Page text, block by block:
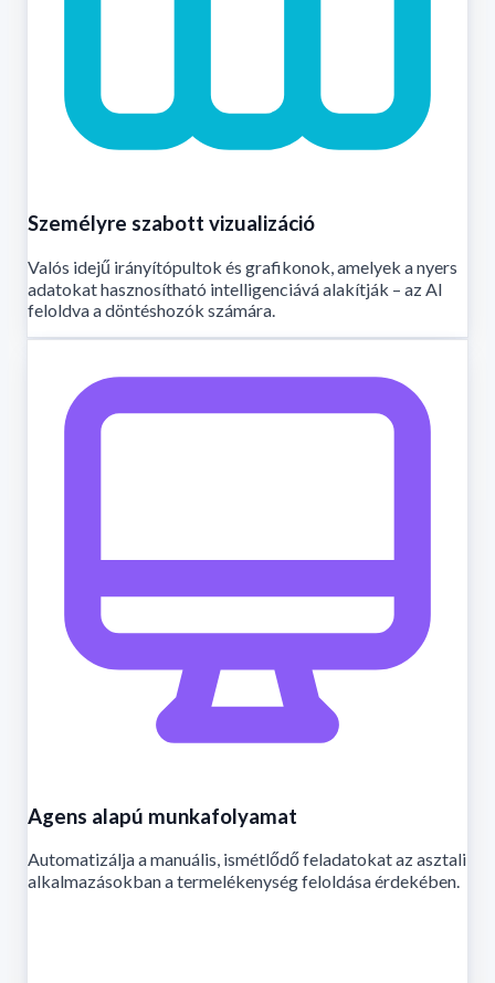
Személyre szabott vizualizáció
Valós idejű irányítópultok és grafikonok, amelyek a nyers
adatokat hasznosítható intelligenciává alakítják – az AI
feloldva a döntéshozók számára.
Agens alapú munkafolyamat
Automatizálja a manuális, ismétlődő feladatokat az asztali
alkalmazásokban a termelékenység feloldása érdekében.